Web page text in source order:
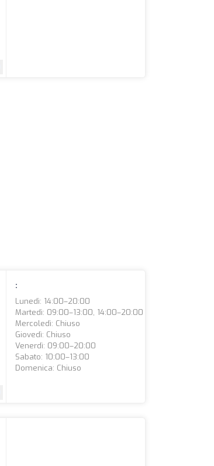
:
Lunedì: 14:00–20:00
Martedì: 09:00–13:00, 14:00–20:00
Mercoledì: Chiuso
Giovedì: Chiuso
Venerdì: 09:00–20:00
Sabato: 10:00–13:00
Domenica: Chiuso